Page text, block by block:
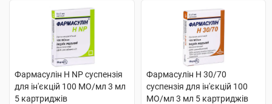
Фармасулін H NP суспензія
для ін'єкцій 100 МО/мл 3 мл
5 картриджів
Фармасулін Н 30/70
суспензія для ін'єкцій 100
МО/мл 3 мл 5 картриджів